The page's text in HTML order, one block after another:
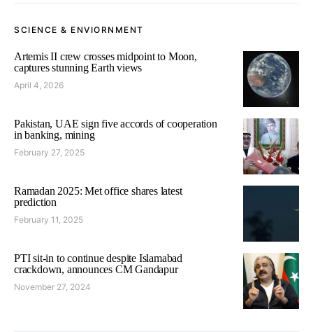
SCIENCE & ENVIORNMENT
Artemis II crew crosses midpoint to Moon,
captures stunning Earth views
April 4, 2026
Pakistan, UAE sign five accords of cooperation
in banking, mining
February 27, 2025
Ramadan 2025: Met office shares latest
prediction
February 11, 2025
PTI sit-in to continue despite Islamabad
crackdown, announces CM Gandapur
November 27, 2024